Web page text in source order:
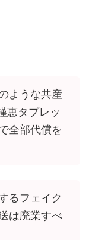
ような共産
恵タブレッ
全部代償を
るフェイク
は廃業すべ